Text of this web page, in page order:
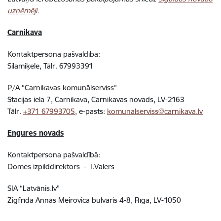
uzņēmēji.
Carnikava
Kontaktpersona pašvaldībā:
Silamiķele, Tālr. 67993391
P/A “Carnikavas komunālserviss”
Stacijas iela 7, Carnikava, Carnikavas novads, LV-2163
Tālr. +371 67993705, e-pasts: komunalserviss@carnikava.lv
Engures novads
Kontaktpersona pašvaldībā:
Domes izpilddirektors - I.Valers
SIA “Latvānis.lv”
Zigfrīda Annas Meirovica bulvāris 4-8, Rīga, LV-1050